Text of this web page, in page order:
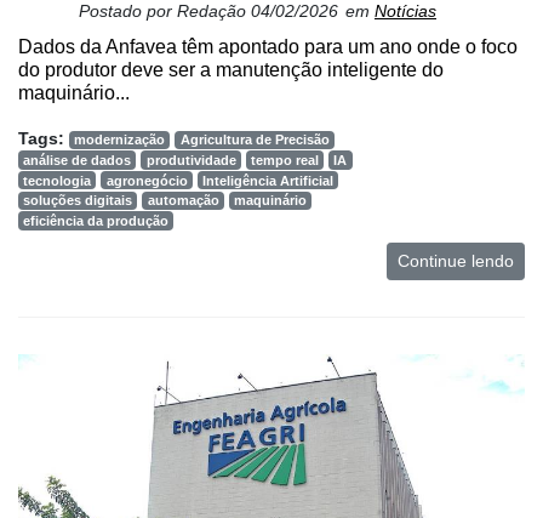
Postado por Redação 04/02/2026 em Notícias
Dados da Anfavea têm apontado para um ano onde o foco
do produtor deve ser a manutenção inteligente do
maquinário...
Tags: modernização
Agricultura de Precisão
análise de dados
produtividade tempo real
IA
tecnologia
agronegócio
Inteligência Artificial
soluções digitais
automação
maquinário
eficiência da produção
Continue lendo